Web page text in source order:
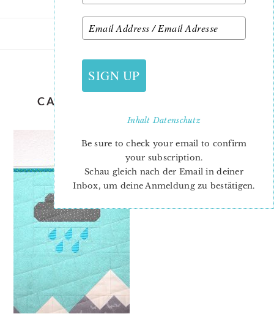
CAMPIN-IN-THE-WILD-QUILT-
PATTERN-ADD-ON-6
SIGN UP
InhaltDatenschutz
Be sure to check your email to confirm
your subscription.
Schau gleich nach der Email in deiner
Inbox, um deine Anmeldung zu bestätigen.